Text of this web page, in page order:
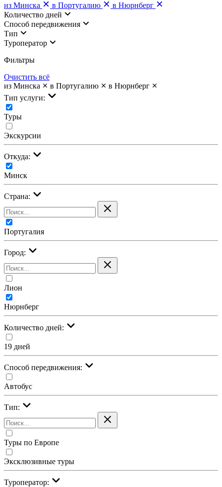
из Минска
в Португалию
в Нюрнберг
Количество дней
Cпособ передвижения
Тип
Туроператор
Фильтры
Очистить всё
из Минска
в Португалию
в Нюрнберг
Тип услуги:
Туры
Экскурсии
Откуда:
Минск
Страна:
Португалия
Город:
Лион
Нюрнберг
Количество дней:
19 дней
Cпособ передвижения:
Автобус
Тип:
Туры по Европе
Эксклюзивные туры
Туроператор: